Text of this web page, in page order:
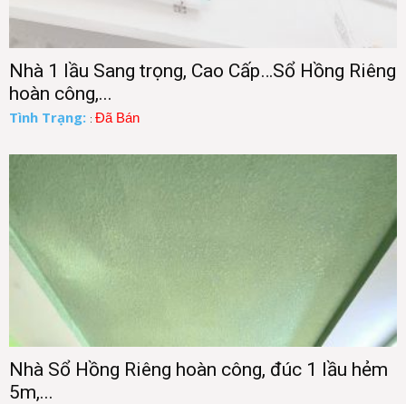
Nhà 1 lầu Sang trọng, Cao Cấp…Sổ Hồng Riêng
hoàn công,...
Tình Trạng: : Đã Bán
Nhà Sổ Hồng Riêng hoàn công, đúc 1 lầu hẻm
5m,...